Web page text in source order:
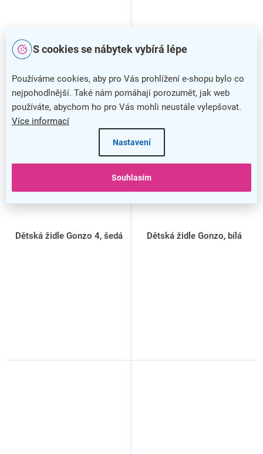
S cookies se nábytek vybírá lépe
Používáme cookies, aby pro Vás prohlížení e-shopu bylo co
nejpohodlnější. Také nám pomáhají porozumět, jak web
používáte, abychom ho pro Vás mohli neustále vylepšovat.
Více informací
Nastavení
Souhlasím
Dětská židle Gonzo 4, šedá Dětská židle Gonzo, bílá